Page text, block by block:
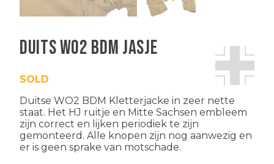
Duits WO2 BDM jasje
SOLD
Duitse WO2 BDM Kletterjacke in zeer nette
staat. Het HJ ruitje en Mitte Sachsen embleem
zijn correct en lijken periodiek te zijn
gemonteerd. Alle knopen zijn nog aanwezig en
er is geen sprake van motschade.